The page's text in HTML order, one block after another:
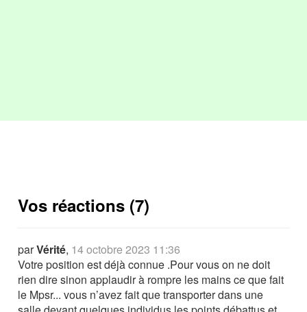
Vos réactions (7)
parVérité, 14 octobre 2023 11:36
Votre position est déjà connue .Pour vous on ne doit
rien dire sinon applaudir à rompre les mains ce que fait
le Mpsr... vous n’avez fait que transporter dans une